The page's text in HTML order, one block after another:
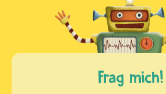
Frag mich!